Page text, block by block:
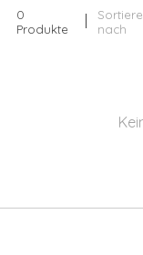
0
Produkte
nach